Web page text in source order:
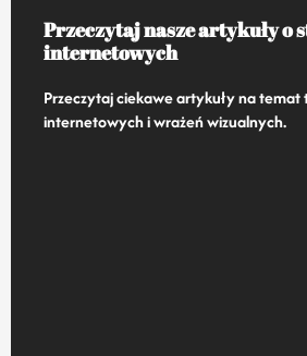
Przeczytaj nasze artykuły o
internetowych
Przeczytaj ciekawe artykuły na
internetowych i wrażeń wizualnych.